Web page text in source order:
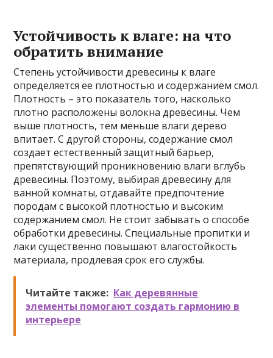
Устойчивость к влаге: на что
обратить внимание
Степень устойчивости древесины к влаге
определяется ее плотностью и содержанием смол.
Плотность – это показатель того, насколько
плотно расположены волокна древесины. Чем
выше плотность, тем меньше влаги дерево
впитает. С другой стороны, содержание смол
создает естественный защитный барьер,
препятствующий проникновению влаги вглубь
древесины. Поэтому, выбирая древесину для
ванной комнаты, отдавайте предпочтение
породам с высокой плотностью и высоким
содержанием смол. Не стоит забывать о способе
обработки древесины. Специальные пропитки и
лаки существенно повышают влагостойкость
материала, продлевая срок его службы.
Читайте также: Как деревянные
элементы помогают создать гармонию в
интерьере